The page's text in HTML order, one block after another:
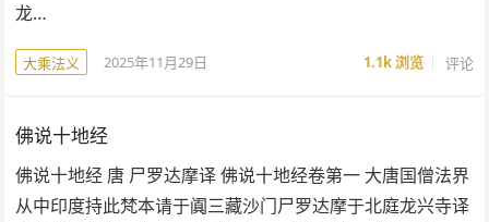
龙…
大乘法义 2025年11月29日 1.1k浏览 评论
佛说十地经
佛说十地经 唐 尸罗达摩译 佛说十地经卷第一 大唐国僧法界
从中印度持此梵本请于阗三藏沙门尸罗达摩于北庭龙兴寺译